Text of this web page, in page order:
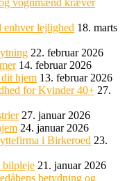
lejlighed 18. marts
22. februar 2026
14. februar 2026
hjem 13. februar 2026
for Kvinder 40+ 27.
27. januar 2026
24. januar 2026
i Birkeroed 23.
bilpleje 21. januar 2026
betydning og